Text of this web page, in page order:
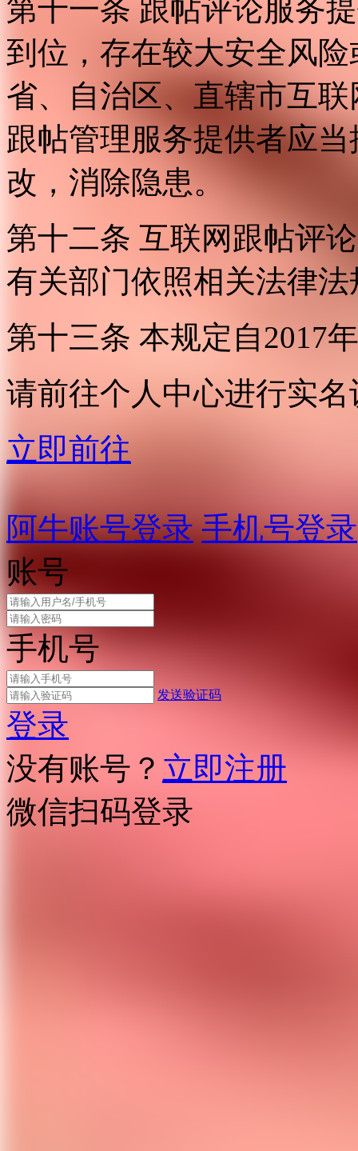
第十一条 跟帖评论服务
到位，存在较大安全风
省、自治区、直辖市互
跟帖管理服务提供者应
改，消除隐患。
第十二条 互联网跟帖评
有关部门依照相关法律
第十三条 本规定自2017
请前往个人中心进行实名
立即前往
阿牛账号登录 手机号登录
账号
手机号
发送验证码
登录
没有账号？ 立即注册
微信扫码登录